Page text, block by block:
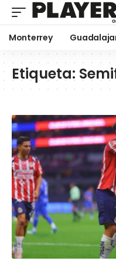
Monterrey
Etiqueta: